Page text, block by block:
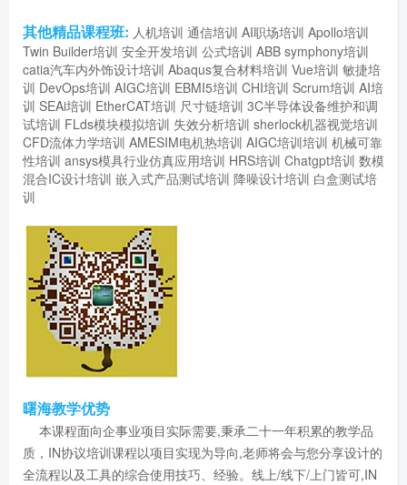
其他精品课程班: 人机培训 通信培训 AI职场培训 Apollo培训
Twin Builder培训 安全开发培训 公式培训 ABB symphony培训
catia汽车内外饰设计培训 Abaqus复合材料培训 Vue培训 敏捷培
训 DevOps培训 AIGC培训 EBMI5培训 CHI培训 Scrum培训 AI培
训 SEAi培训 EtherCAT培训 尺寸链培训 3C半导体设备维护和调
试培训 FLds模块模拟培训 失效分析培训 sherlock机器视觉培训
CFD流体力学培训 AMESIM电机热培训 AIGC培训培训 机械可靠
性培训 ansys模具行业仿真应用培训 HRS培训 Chatgpt培训 数模
混合IC设计培训 嵌入式产品测试培训 降噪设计培训 白盒测试培
训
曙海教学优势
本课程面向企事业项目实际需要,秉承二十一年积累的教学品
质，IN协议培训课程以项目实现为导向,老师将会与您分享设计的
全流程以及工具的综合使用技巧、经验。线上/线下/上门皆可,IN